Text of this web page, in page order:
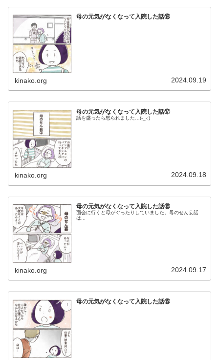
母の元気がなくなって入院した話⑱
kinako.org 2024.09.19
母の元気がなくなって入院した話⑰
話を盛ったら怒られました…(-_-;)
kinako.org 2024.09.18
母の元気がなくなって入院した話⑯
面会に行くと母がぐったりしていました。母のせん妄話
は...
kinako.org 2024.09.17
母の元気がなくなって入院した話⑮